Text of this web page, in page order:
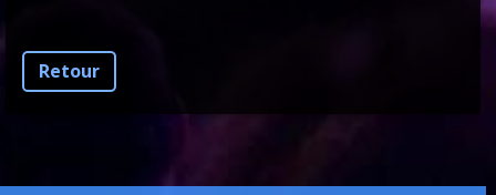
Retour